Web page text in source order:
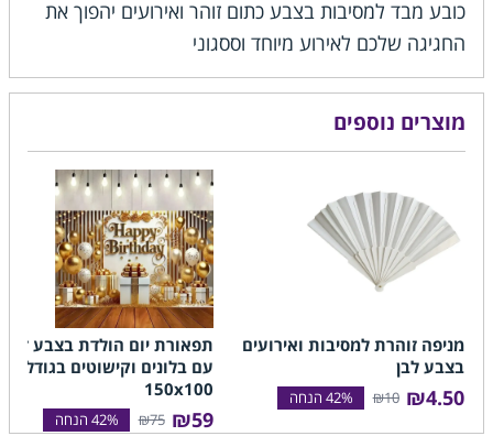
כובע מבד למסיבות בצבע כתום זוהר ואירועים יהפוך את
החגיגה שלכם לאירוע מיוחד וססגוני
מוצרים נוספים
מניפה זוהרת למסיבות ואירועים
בצבע לבן
₪4.50
₪10
תפאורת יום הולדת בצבע זהב
עם בלונים וקישוטים בגודל
150x100
₪59
₪75